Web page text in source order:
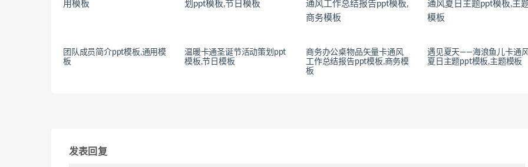
团队成员简介ppt模板,通用模
板
温暖卡通圣诞节活动策划ppt
模板,节日模板
商务办公桌物品矢量卡通风
工作总结报告ppt模板,商务模
板
遇见夏天——海浪鱼儿卡通
夏日主题ppt模板,主题模板
发表回复